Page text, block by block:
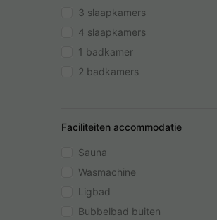
3 slaapkamers
4 slaapkamers
1 badkamer
2 badkamers
Faciliteiten accommodatie
Sauna
Wasmachine
Ligbad
Bubbelbad buiten